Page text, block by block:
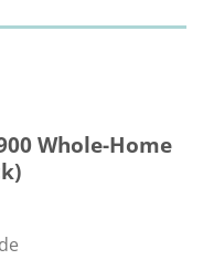
Whole-Home